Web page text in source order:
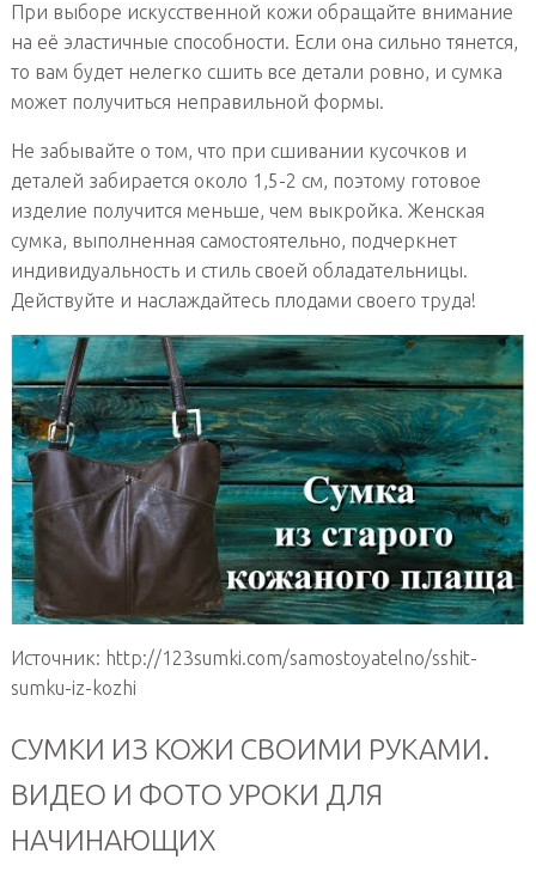
При выборе искусственной кожи обращайте внимание
на её эластичные способности. Если она сильно тянется,
то вам будет нелегко сшить все детали ровно, и сумка
может получиться неправильной формы.
Не забывайте о том, что при сшивании кусочков и
деталей забирается около 1,5-2 см, поэтому готовое
изделие получится меньше, чем выкройка. Женская
сумка, выполненная самостоятельно, подчеркнет
индивидуальность и стиль своей обладательницы.
Действуйте и наслаждайтесь плодами своего труда!
Источник: http://123sumki.com/samostoyatelno/sshit-
sumku-iz-kozhi
СУМКИ ИЗ КОЖИ СВОИМИ РУКАМИ.
ВИДЕО И ФОТО УРОКИ ДЛЯ
НАЧИНАЮЩИХ